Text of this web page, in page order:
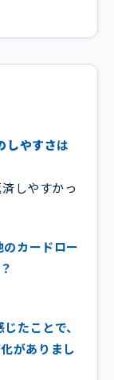
しやすさは
しやすかっ
カードロー
たことで、
がありまし